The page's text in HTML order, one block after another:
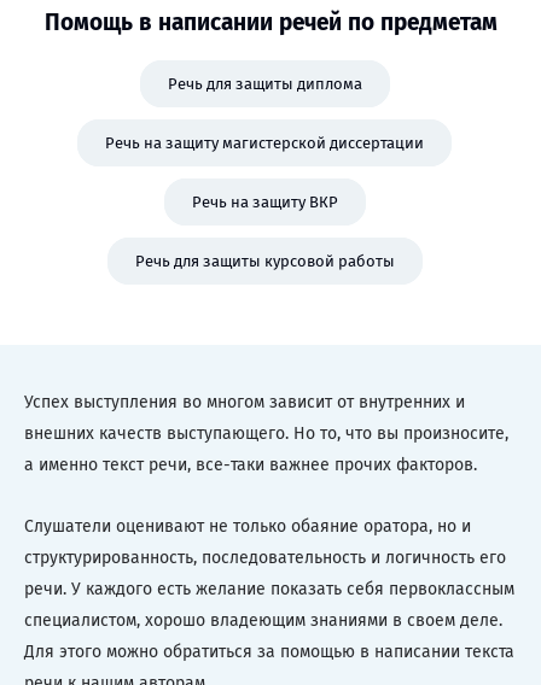
Помощь в написании речей по предметам
Речь для защиты диплома
Речь на защиту магистерской диссертации
Речь на защиту ВКР
Речь для защиты курсовой работы
Успех выступления во многом зависит от внутренних и
внешних качеств выступающего. Но то, что вы произносите,
а именно текст речи, все-таки важнее прочих факторов.
Слушатели оценивают не только обаяние оратора, но и
структурированность, последовательность и логичность его
речи. У каждого есть желание показать себя первоклассным
специалистом, хорошо владеющим знаниями в своем деле.
Для этого можно обратиться за помощью в написании текста